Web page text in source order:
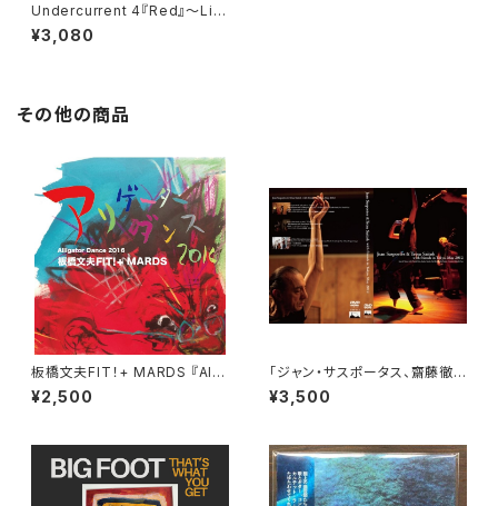
Undercurrent 4『Red』〜Liv
e at takutaku 2024〜
¥3,080
その他の商品
板橋文夫FIT！+ MARDS 『Alli
gator Dance 2016』
¥2,500
「ジャン・サスポータス、齋藤徹
with Friends in Tokyo May
2012」
¥3,500